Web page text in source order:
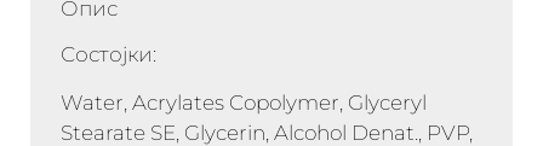
Опис
Состојки:
Water, Acrylates Copolymer, Glyceryl
Stearate SE, Glycerin, Alcohol Denat., PVP,